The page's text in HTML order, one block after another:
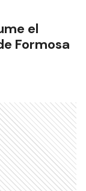
el
Formosa